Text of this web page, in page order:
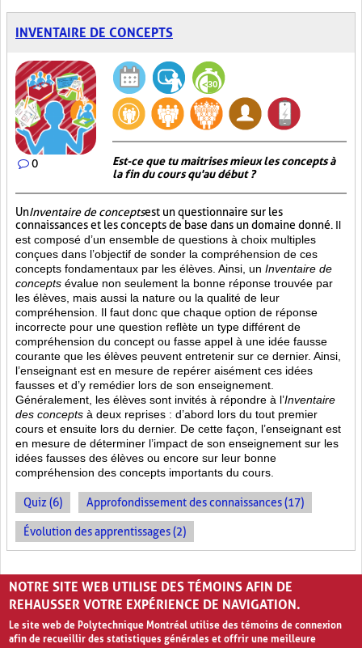
INVENTAIRE DE CONCEPTS
0
Est-ce que tu maitrises mieux les concepts à
la fin du cours qu'au début ?
UnInventaire de conceptsest un questionnaire sur les
connaissances et les concepts de base dans un domaine donné. Il
est composé d’un ensemble de questions à choix multiples
conçues dans l’objectif de sonder la compréhension de ces
concepts fondamentaux par les élèves. Ainsi, un Inventaire de
concepts évalue non seulement la bonne réponse trouvée par
les élèves, mais aussi la nature ou la qualité de leur
compréhension. Il faut donc que chaque option de réponse
incorrecte pour une question reflète un type différent de
compréhension du concept ou fasse appel à une idée fausse
courante que les élèves peuvent entretenir sur ce dernier. Ainsi,
l’enseignant est en mesure de repérer aisément ces idées
fausses et d’y remédier lors de son enseignement.
Généralement, les élèves sont invités à répondre à l’Inventaire
des concepts à deux reprises : d’abord lors du tout premier
cours et ensuite lors du dernier. De cette façon, l’enseignant est
en mesure de déterminer l’impact de son enseignement sur les
idées fausses des élèves ou encore sur leur bonne
compréhension des concepts importants du cours.
Quiz (6) Approfondissement des connaissances (17)
Évolution des apprentissages (2)
PAGES
1 2 › »
NOTRE SITE WEB UTILISE DES TÉMOINS AFIN DE
REHAUSSER VOTRE EXPÉRIENCE DE NAVIGATION.
Le site web de Polytechnique Montréal utilise des témoins de connexion
afin de recueillir des statistiques générales et offrir une meilleure